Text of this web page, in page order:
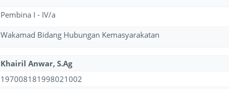
Pembina I - IV/a
Wakamad Bidang Hubungan Kemasyarakatan
Khairil Anwar, S.Ag
197008181998021002